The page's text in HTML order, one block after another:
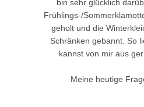
bin sehr glücklich
Frühlings-/
geholt und die
Schränken gebannt. So
kannst von mir aus
Meine heutige